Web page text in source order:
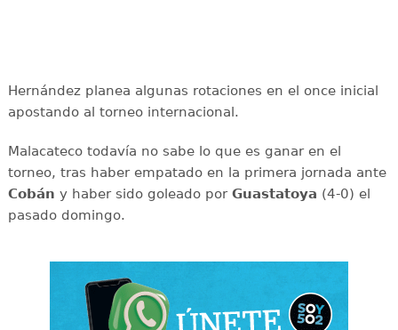
Hernández planea algunas rotaciones en el once inicial
apostando al torneo internacional.
Malacateco todavía no sabe lo que es ganar en el
torneo, tras haber empatado en la primera jornada ante
Cobán y haber sido goleado por Guastatoya (4-0) el
pasado domingo.